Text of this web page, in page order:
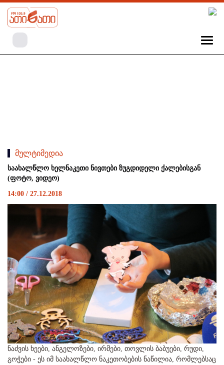
მულტიმედია
საახალწლო ხელნაკეთი ნივთები ზუგდიდელი ქალებისგან
(ფოტო, ვიდეო)
14:00 / 27.12.2018
ნაძვის ხეები, ანგელოზები, ირმები, თოვლის ბაბუები, რუდი,
გოჭები - ეს იმ საახალწლო ნაკეთობების ნაწილია, რომლებსაც